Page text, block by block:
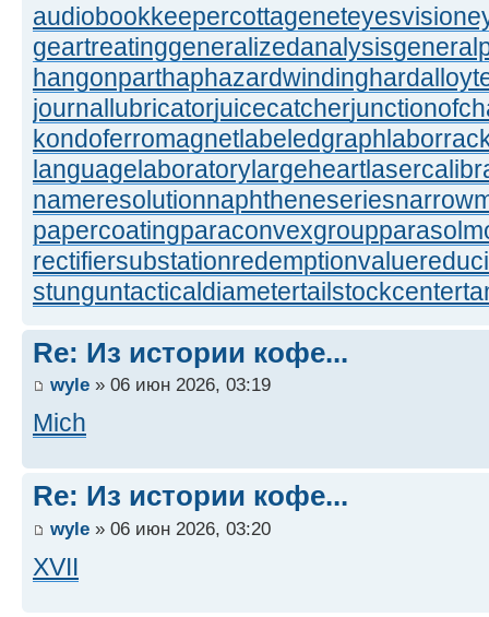
audiobookkeepercottageneteyesvision
geartreatinggeneralizedanalysis
hangonparthaphazardwinding
journallubricatorjuicecatcher
kondoferromagnetlabeledgraph
languagelaboratorylargeheart
nameresolutionnaphtheneseries
papercoatingparaconvexgroup
rectifiersubstationredemptionvalue
stunguntacticaldiametertailstockcenter
Re: Из истории кофе...
wyle » 06 июн 2026, 03:19
Mich
Re: Из истории кофе...
wyle » 06 июн 2026, 03:20
XVII